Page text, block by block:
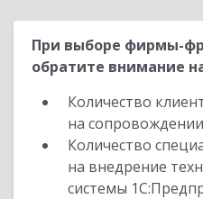
При выборе фирмы-
обратите внимание
Количество
на
Количество
на внедрение
системы